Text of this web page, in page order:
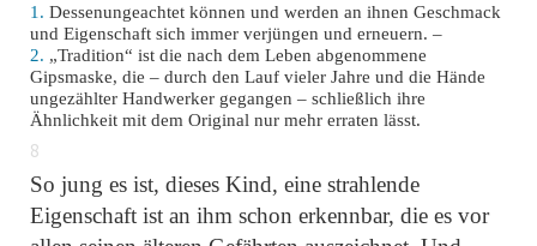
1. Dessenungeachtet können und werden an ihnen Geschmack
und Eigenschaft sich immer verjüngen und erneuern. –
2. „Tradition“ ist die nach dem Leben abgenommene
Gipsmaske, die – durch den Lauf vieler Jahre und die Hände
ungezählter Handwerker gegangen – schließlich ihre
Ähnlichkeit mit dem Original nur mehr erraten lässt.
8
So jung es ist, dieses Kind, eine strahlende
Eigenschaft ist an ihm schon erkennbar, die es vor